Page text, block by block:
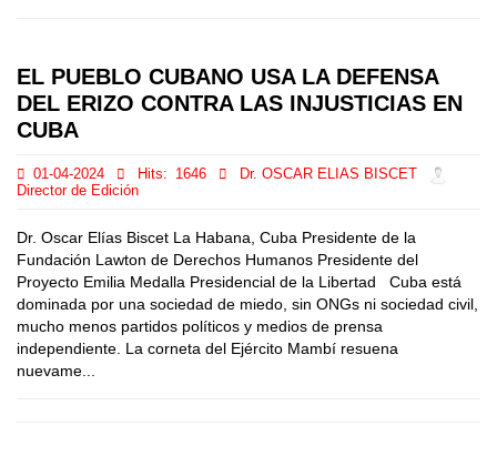
EL PUEBLO CUBANO USA LA DEFENSA
DEL ERIZO CONTRA LAS INJUSTICIAS EN
CUBA
01-04-2024 Hits: 1646
Dr. OSCAR ELIAS BISCET
Director de Edición
Dr. Oscar Elías Biscet La Habana, Cuba Presidente de la
Fundación Lawton de Derechos Humanos Presidente del
Proyecto Emilia Medalla Presidencial de la Libertad Cuba está
dominada por una sociedad de miedo, sin ONGs ni sociedad civil,
mucho menos partidos políticos y medios de prensa
independiente. La corneta del Ejército Mambí resuena
nuevame...